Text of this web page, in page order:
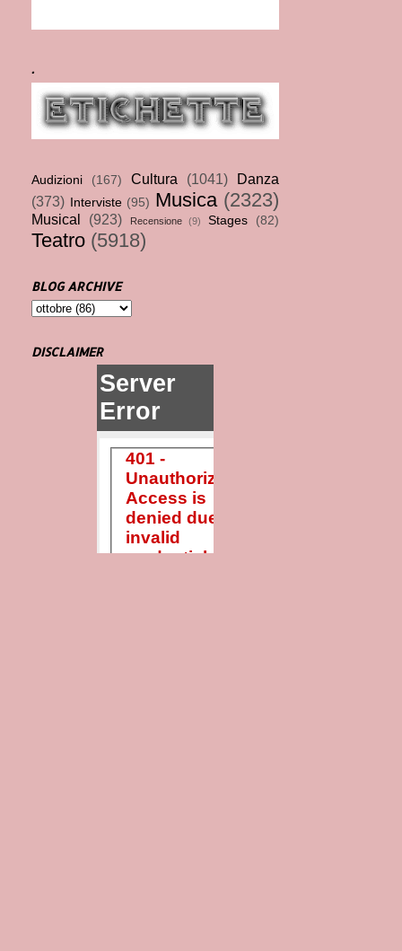
.
Audizioni (167) Cultura (1041)
Danza
(373)
Interviste (95) Musica (2323)
Musical (923) Recensione (9) Stages (82)
Teatro (5918)
BLOG ARCHIVE
DISCLAIMER